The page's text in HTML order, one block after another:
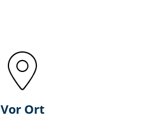
Vor Ort